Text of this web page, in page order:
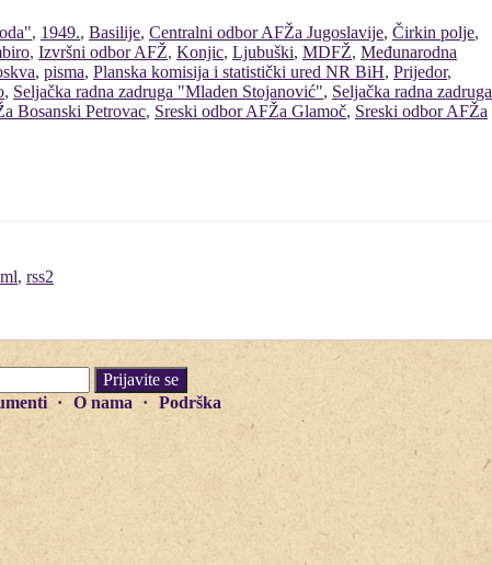
, 1949., Basilije, Centralni odbor AFŽa Jugoslavije, Čirkin polje,
, Izvršni odbor AFŽ, Konjic, Ljubuški, MDFŽ, Međunarodna
, pisma, Planska komisija i statistički ured NR BiH, Prijedor,
, Seljačka radna zadruga "Mladen Stojanović", Seljačka radna zadruga
Bosanski Petrovac, Sreski odbor AFŽa Glamoč, Sreski odbor AFŽa
, rss2
O nama
Podrška